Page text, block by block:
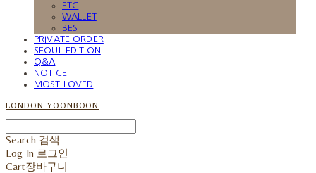
ETC
WALLET
BEST
PRIVATE ORDER
SEOUL EDITION
Q&A
NOTICE
MOST LOVED
LONDON YOONBOON
Search 검색
Log In 로그인
Cart장바구니